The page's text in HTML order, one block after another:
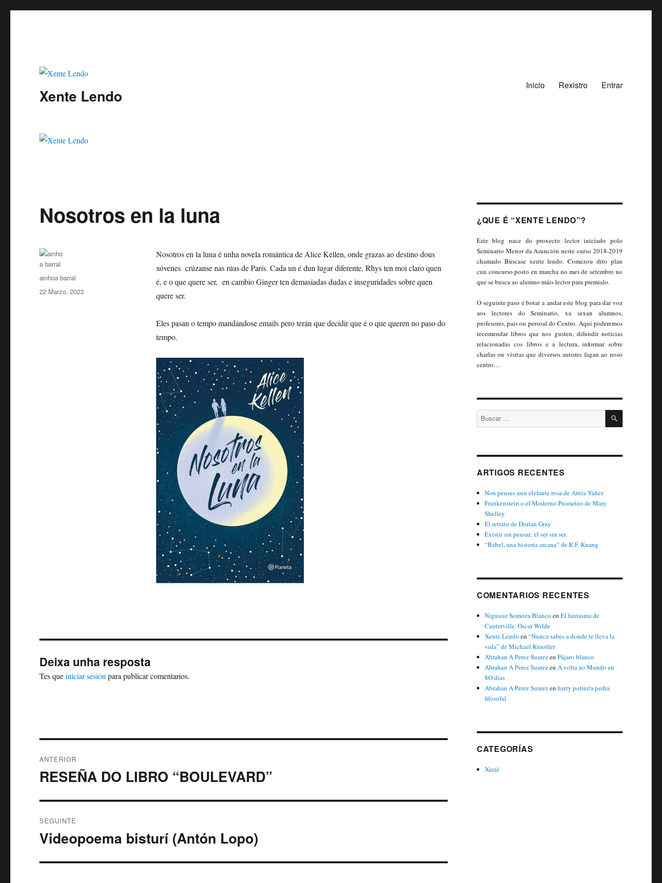
Xente Lendo
Inicio Rexistro Entrar
Nosotros en la luna
Nosotros en la luna é unha novela romántica de Alice Kellen, onde grazas ao destino dous
xóvenes crúzanse nas rúas de París. Cada un é dun lugar diferente, Rhys ten moi claro quen
é, e o que quere ser, en cambio Ginger ten demasiadas dudas e inseguridades sobre quen
quere ser.
Eles pasan o tempo mandándose emails pero terán que decidir que é o que queren no paso do
tempo.
Autor
ainhoa barral
Publicado
22 Marzo, 2023
Deixa unha resposta
Tes queiniciar sesión para publicar comentarios.
de
ANTERIOR
Artigo
RESEÑA DO LIBRO “BOULEVARD”
SEGUINTE
Artigo
Videopoema bisturí (Antón Lopo)
¿QUE É “XENTE LENDO”?
Este blog nace do proxecto lector iniciado polo
Seminario Menor da Asunción neste curso 2018-2019
chamado Búscase xente lendo. Comezou dito plan
cun concurso posto en marcha no mes de setembro no
que se busca ao alumno máis lector para premialo.
O seguinte paso é botar a andar este blog para dar voz
aos lectores do Seminario, xa sexan alumnos,
profesores, pais ou persoal do Centro. Aquí poderemos
recomendar libros que nos gusten, difundir noticias
relacionadas cos libros e a lectura, informar sobre
charlas ou visitas que diversos autores fagan ao noso
centro…
Buscar: BUSCAR
ARTIGOS RECENTES
Non penses nun elefante rosa de Antía Yáñez
Frankenstein o el Moderno Prometeo de Mary
Shelley
El retrato de Dorian Gray
Existir sin pensar; el ser sin ser.
“Babel, una historia arcana” de R.F. Kuang
COMENTARIOS RECENTES
Nigussie Somoza Blanco enEl fantasma de
Canterville. Oscar Wilde
Xente Lendo en“Nunca sabes a donde te lleva la
vida” de Michael Künstler
Abrahan A Perez SuarezenPájaro blanco
Abrahan A Perez SuarezenA volta ao Mundo en
8O días
Abrahan A Perez Suarezenharry potter/a pedra
filosofal
CATEGORÍAS
Xeral